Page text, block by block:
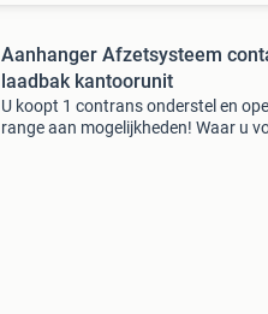
Aanhanger Afzetsysteem
laadbak kantoorunit
U koopt 1 contrans onderstel en
range aan mogelijkheden! Waar u